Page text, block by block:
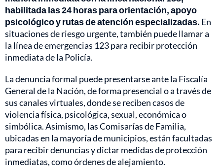
habilitada las 24 horas para orientación, apoyo
psicológico y rutas de atención especializadas. En
situaciones de riesgo urgente, también puede llamar a
la línea de emergencias 123 para recibir protección
inmediata de la Policía.
La denuncia formal puede presentarse ante la Fiscalía
General de la Nación, de forma presencial o a través de
sus canales virtuales, donde se reciben casos de
violencia física, psicológica, sexual, económica o
simbólica. Asimismo, las Comisarías de Familia,
ubicadas en la mayoría de municipios, están facultadas
para recibir denuncias y dictar medidas de protección
inmediatas, como órdenes de alejamiento.